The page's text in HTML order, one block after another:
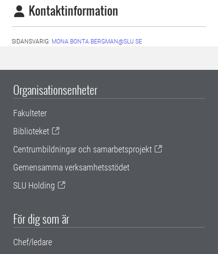
Kontaktinformation
SIDANSVARIG: MONA.BONTA.BERGMAN@SLU.SE
Organisationsenheter
Fakulteter
Biblioteket
Centrumbildningar och samarbetsprojekt
Gemensamma verksamhetsstödet
SLU Holding
För dig som är
Chef/ledare